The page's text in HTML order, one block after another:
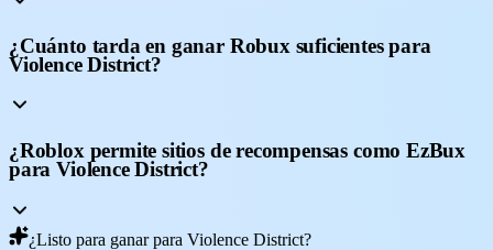
¿Cuánto tarda en ganar Robux suficientes para
Violence District?
¿Roblox permite sitios de recompensas como EzBux
para Violence District?
¿Listo para ganar para Violence District?